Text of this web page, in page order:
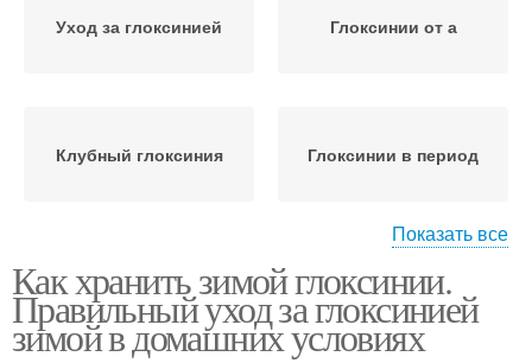
Уход за глоксинией Глоксинии от а
Клубный глоксиния Глоксинии в период
Глоксинии в горшках
условиях
Показать все
Как хранить зимой глоксинии.
Правильный уход за глоксинией
зимой в домашних условиях